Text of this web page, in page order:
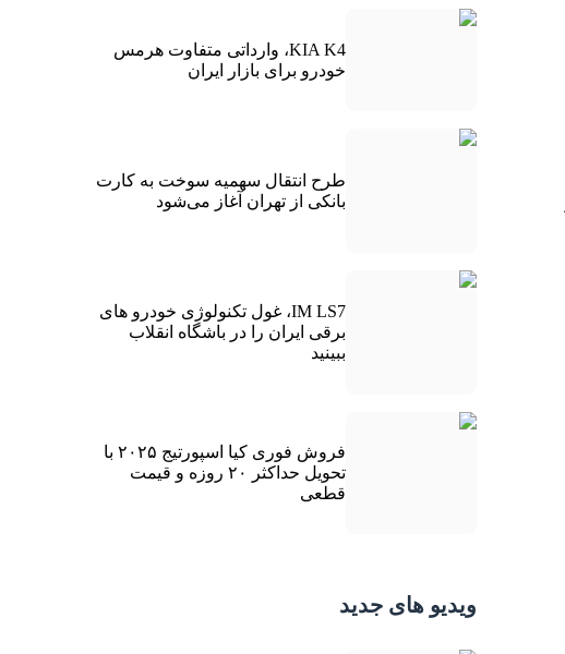
KIA K4، وارداتی متفاوت هرمس
خودرو برای بازار ایران
طرح انتقال سهمیه سوخت به کارت
بانکی از تهران آغاز می‌شود
IM LS7، غول تکنولوژی خودرو های
برقی ایران را در باشگاه انقلاب
ببینید
فروش فوری کیا اسپورتیج ۲۰۲۵ با
تحویل حداکثر ۲۰ روزه و قیمت
قطعی
ویدیو های جدید